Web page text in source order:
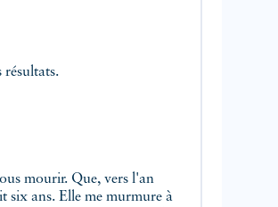
résultats.
mourir. Que, vers l'an
six ans. Elle me murmure à